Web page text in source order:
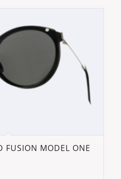
FUSION MODEL ONE